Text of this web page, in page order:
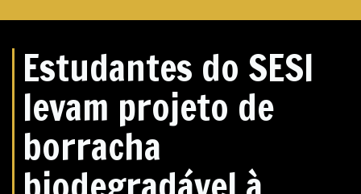
Estudantes do SESI
levam projeto de
borracha